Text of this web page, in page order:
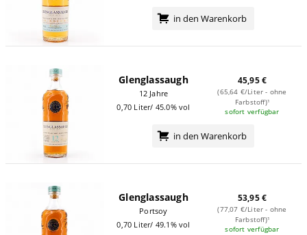
in den Warenkorb
Glenglassaugh
12 Jahre
0,70 Liter/ 45.0% vol
45,95 €
(65,64 €/Liter - ohne
Farbstoff)¹
sofort verfügbar
in den Warenkorb
Glenglassaugh
Portsoy
0,70 Liter/ 49.1% vol
53,95 €
(77,07 €/Liter - ohne
Farbstoff)¹
sofort verfügbar